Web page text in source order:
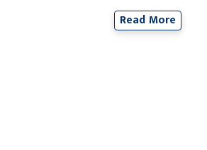
Read More